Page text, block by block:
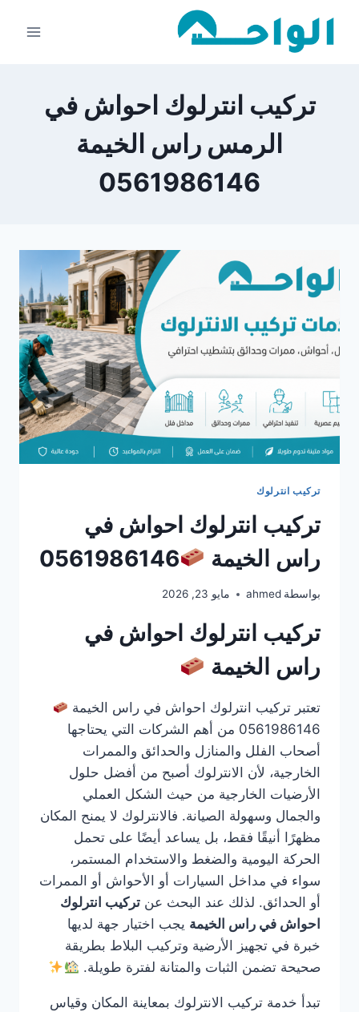
تركيب انترلوك احواش في
الرمس راس الخيمة
0561986146
تركيب انترلوك
تركيب انترلوك احواش في
راس الخيمة
0561986146
بواسطة ahmed مايو 23, 2026
تركيب انترلوك احواش في
راس الخيمة
تعتبر تركيب انترلوك احواش في راس الخيمة
0561986146 من أهم الشركات التي يحتاجها
أصحاب الفلل والمنازل والحدائق والممرات
الخارجية، لأن الانترلوك أصبح من أفضل حلول
الأرضيات الخارجية من حيث الشكل العملي
والجمال وسهولة الصيانة. فالانترلوك لا يمنح المكان
مظهرًا أنيقًا فقط، بل يساعد أيضًا على تحمل
الحركة اليومية والضغط والاستخدام المستمر،
سواء في مداخل السيارات أو الأحواش أو الممرات
أو الحدائق. لذلك عند البحث عن تركيب انترلوك
احواش في راس الخيمة يجب اختيار جهة لديها
خبرة في تجهيز الأرضية وتركيب البلاط بطريقة
صحيحة تضمن الثبات والمتانة لفترة طويلة.
تبدأ خدمة تركيب الانترلوك بمعاينة المكان وقياس